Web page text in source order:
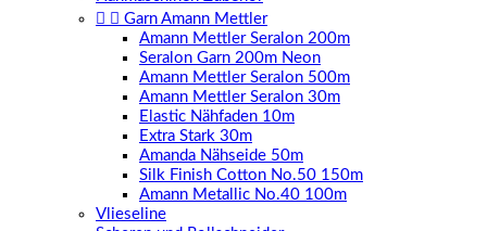
  Garn Amann Mettler
Amann Mettler Seralon 200m
Seralon Garn 200m Neon
Amann Mettler Seralon 500m
Amann Mettler Seralon 30m
Elastic Nähfaden 10m
Extra Stark 30m
Amanda Nähseide 50m
Silk Finish Cotton No.50 150m
Amann Metallic No.40 100m
Vlieseline